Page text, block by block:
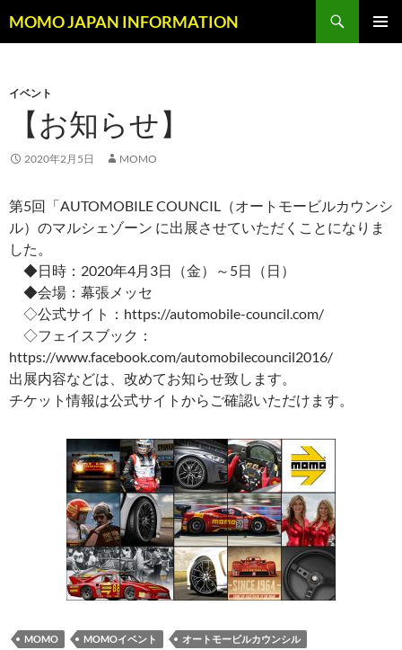
ン
ツ
キ
プ
MOMO JAPAN INFORMATION
索
イベント
【お知らせ】
2020年2月5日 MOMO
第5回「AUTOMOBILE COUNCIL（オートモービルカウンシ
ル）のマルシェゾーン に出展させていただくことになりま
した。
◆日時：2020年4月3日（金）～5日（日）
◆会場：幕張メッセ
◇公式サイト：https://automobile-council.com/
◇フェイスブック：
https://www.facebook.com/automobilecouncil2016/
出展内容などは、改めてお知らせ致します。
チケット情報は公式サイトからご確認いただけます。
MOMO MOMOイベント オートモービルカウンシル